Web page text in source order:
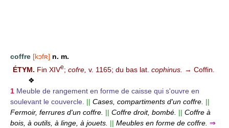
coffre [kɔfʀ] n. m.
ÉTYM. Fin XIVe; cofre, v. 1165; du bas lat. cophinus. → Coffin.
❖
1 Meuble de rangement en forme de caisse qui s'ouvre en
soulevant le couvercle. || Cases, compartiments d'un coffre. ||
Fermoir, ferrures d'un coffre. || Coffre droit, bombé. || Coffre à
bois, à outils, à linge, à jouets. || Meubles en forme de coffre. ⇒